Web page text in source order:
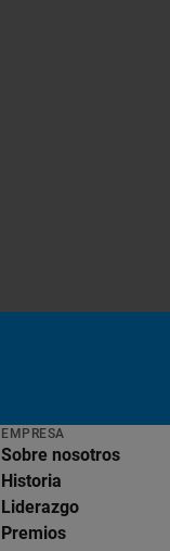
EMPRESA
Sobre nosotros
Historia
Liderazgo
Premios